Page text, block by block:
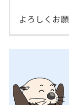
よろしくお